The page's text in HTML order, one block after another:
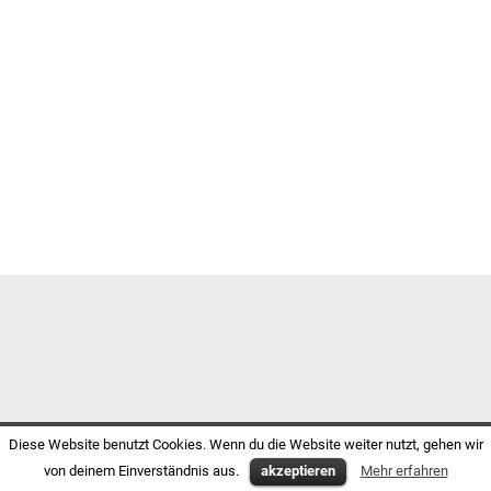
Diese Website benutzt Cookies. Wenn du die Website weiter nutzt, gehen wir
von deinem Einverständnis aus.
akzeptieren Mehr erfahren